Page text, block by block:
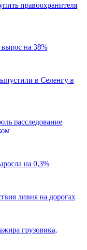
правоохранителя
на 38%
в Селенгу в
расследование
на 0,3%
ливня на дорогах
грузовика,